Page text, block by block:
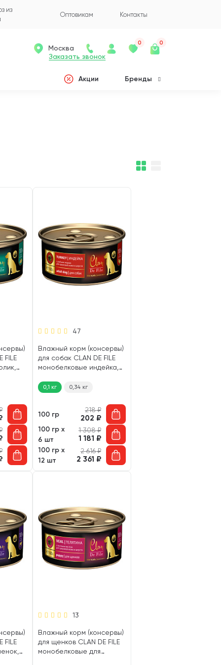
из
Оптовикам Контакты
Заказать звонок
Москва
0 0
Акции Бренды
FILE
47
Влажный корм (консервы)
для собак CLAN DE FILE
монобелковые индейка,
0,1 кг 0,34 кг
100 гр
218₽
202 ₽
100 гр х
6 шт
1 308₽
1 181 ₽
100 гр х
12 шт
2 616₽
2 361 ₽
FILE
13
Влажный корм (консервы)
для щенков CLAN DE FILE
монобелковые для